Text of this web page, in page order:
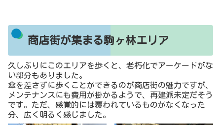
商店街が集まる駒ヶ林エリア
久しぶりにこのエリアを歩くと、老朽化でアーケードがな
い部分もありました。
傘を差さずに歩くことができるのが商店街の魅力ですが、
メンテナンスにも費用が掛かるようで、再建派未定だそう
です。ただ、感覚的には覆われているものがなくなった
分、広く明るく感じました。